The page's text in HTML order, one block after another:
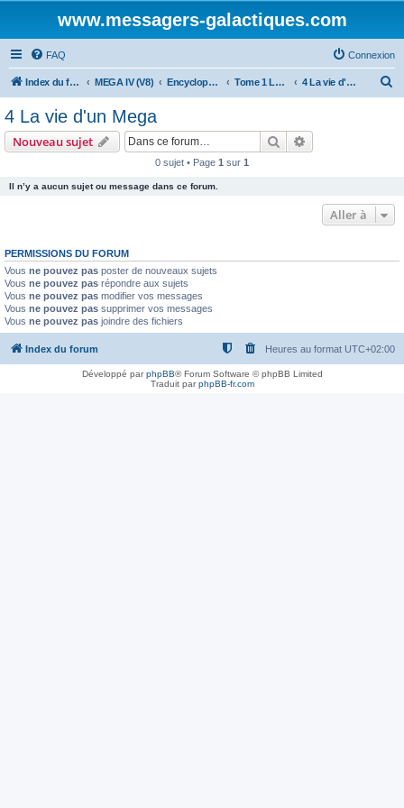
www.messagers-galactiques.com
FAQ Connexion
Index du forum MEGA IV (V8) Encyclopédie (V8) Tome 1 La Guilde 4 La vie d'un Mega
4 La vie d'un Mega
Nouveau sujet Rechercher
0 sujet • Page 1 sur 1
Il n’y a aucun sujet ou message dans ce forum.
Aller à
PERMISSIONS DU FORUM
Vous ne pouvez pas poster de nouveaux sujets
Vous ne pouvez pas répondre aux sujets
Vous ne pouvez pas modifier vos messages
Vous ne pouvez pas supprimer vos messages
Vous ne pouvez pas joindre des fichiers
Index du forum Heures au format UTC+02:00
Développé parphpBB® Forum Software © phpBB Limited
Traduit parphpBB-fr.com